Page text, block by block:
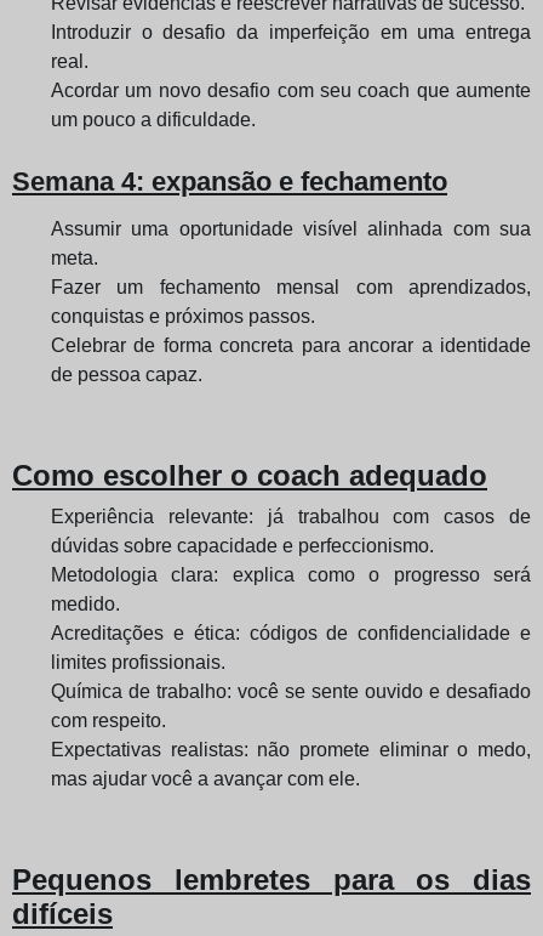
Introduzir o desafio da imperfeição em uma entrega
real.
Acordar um novo desafio com seu coach que aumente
um pouco a dificuldade.
Semana 4: expansão e fechamento
Assumir uma oportunidade visível alinhada com sua
meta.
Fazer um fechamento mensal com aprendizados,
conquistas e próximos passos.
Celebrar de forma concreta para ancorar a identidade
de pessoa capaz.
Como escolher o coach adequado
Experiência relevante: já trabalhou com casos de
dúvidas sobre capacidade e perfeccionismo.
Metodologia clara: explica como o progresso será
medido.
Acreditações e ética: códigos de confidencialidade e
limites profissionais.
Química de trabalho: você se sente ouvido e desafiado
com respeito.
Expectativas realistas: não promete eliminar o medo,
mas ajudar você a avançar com ele.
Pequenos lembretes para os dias
difíceis